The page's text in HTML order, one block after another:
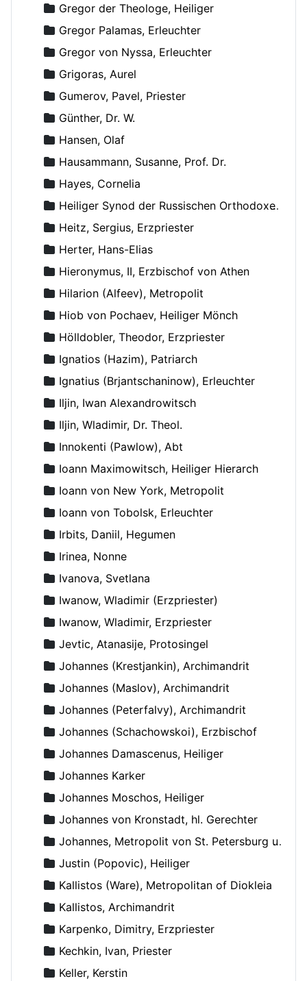
Gregor der Theologe, Heiliger
Gregor Palamas, Erleuchter
Gregor von Nyssa, Erleuchter
Grigoras, Aurel
Gumerov, Pavel, Priester
Günther, Dr. W.
Hansen, Olaf
Hausammann, Susanne, Prof. Dr.
Hayes, Cornelia
Heiliger Synod der Russischen Orthodoxen Kirche
Heitz, Sergius, Erzpriester
Herter, Hans-Elias
Hieronymus, II, Erzbischof von Athen
Hilarion (Alfeev), Metropolit
Hiob von Pochaev, Heiliger Mönch
Hölldobler, Theodor, Erzpriester
Ignatios (Hazim), Patriarch
Ignatius (Brjantschaninow), Erleuchter
Iljin, Iwan Alexandrowitsch
Iljin, Wladimir, Dr. Theol.
Innokenti (Pawlow), Abt
Ioann Maximowitsch, Heiliger Hierarch
Ioann von New York, Metropolit
Ioann von Tobolsk, Erleuchter
Irbits, Daniil, Hegumen
Irinea, Nonne
Ivanova, Svetlana
Iwanow, Wladimir (Erzpriester)
Iwanow, Wladimir, Erzpriester
Jevtic, Atanasije, Protosingel
Johannes (Krestjankin), Archimandrit
Johannes (Maslov), Archimandrit
Johannes (Peterfalvy), Archimandrit
Johannes (Schachowskoi), Erzbischof
Johannes Damascenus, Heiliger
Johannes Karker
Johannes Moschos, Heiliger
Johannes von Kronstadt, hl. Gerechter
Johannes, Metropolit von St. Petersburg und Ladoga
Justin (Popovic), Heiliger
Kallistos (Ware), Metropolitan of Diokleia
Kallistos, Archimandrit
Karpenko, Dimitry, Erzpriester
Kechkin, Ivan, Priester
Keller, Kerstin